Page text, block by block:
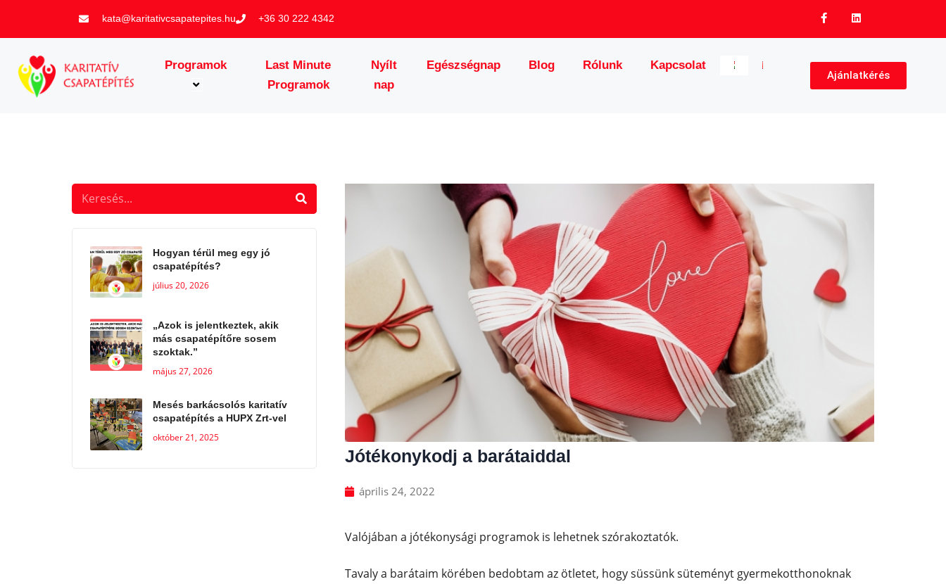
kata@karitativcsapatepites.hu +36 30 222 4342
Programok
Last Minute
Programok
Nyílt
nap
Egészségnap Blog Rólunk Kapcsolat
Ajánlatkérés
Hogyan térül meg egy jó
csapatépítés?
július 20, 2026
„Azok is jelentkeztek, akik
más csapatépítőre sosem
szoktak.”
május 27, 2026
Mesés barkácsolós karitatív
csapatépítés a HUPX Zrt-vel
október 21, 2025
Jótékonykodj a barátaiddal
április 24, 2022
Valójában a jótékonysági programok is lehetnek szórakoztatók.
Tavaly a barátaim körében bedobtam az ötletet, hogy süssünk süteményt gyermekotthonoknak